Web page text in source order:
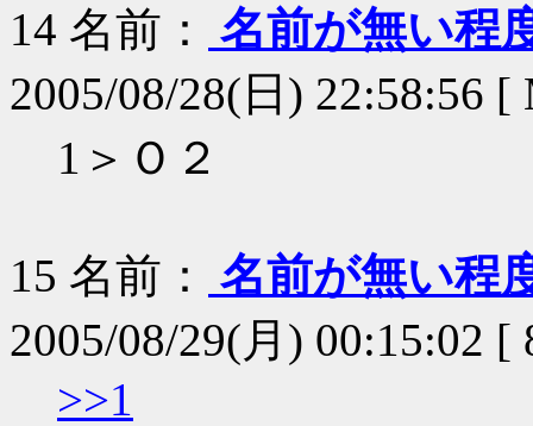
14 名前：
名前が無い程
2005/08/28(日) 22:58:56 [
1＞Ｏ２
15 名前：
名前が無い程
2005/08/29(月) 00:15:02 [
>>1